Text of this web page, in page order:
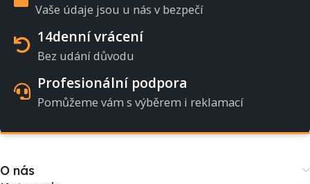
Vaše údaje jsou u nás v bezpečí
14denní vrácení
Bez udání důvodu
Profesionální podpora
Pomůžeme vám s výběrem i reklamací
O nás